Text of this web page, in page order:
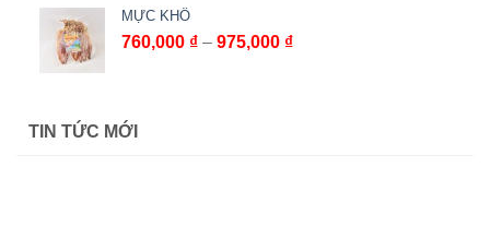
đến
MỰC KHÔ
760,000 ₫ – 975,000 ₫Khoảng
TIN TỨC MỚI